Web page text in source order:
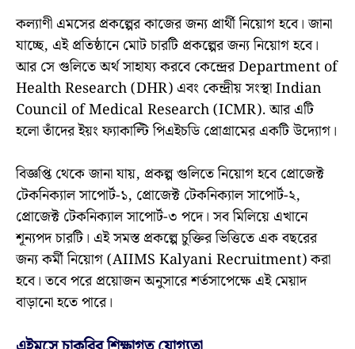
কল্যাণী এমসের প্রকল্পের কাজের জন্য প্রার্থী নিয়োগ হবে। জানা
যাচ্ছে, এই প্রতিষ্ঠানে মোট চারটি প্রকল্পের জন্য নিয়োগ হবে।
আর সে গুলিতে অর্থ সাহায্য করবে কেন্দ্রের Department of
Health Research (DHR) এবং কেন্দ্রীয় সংস্থা Indian
Council of Medical Research (ICMR). আর এটি
হলো তাঁদের ইয়ং ফ্যাকাল্টি পিএইচডি প্রোগ্রামের একটি উদ্যোগ।
বিজ্ঞপ্তি থেকে জানা যায়, প্রকল্প গুলিতে নিয়োগ হবে প্রোজেক্ট
টেকনিক্যাল সাপোর্ট-১, প্রোজেক্ট টেকনিক্যাল সাপোর্ট-২,
প্রোজেক্ট টেকনিক্যাল সাপোর্ট-৩ পদে। সব মিলিয়ে এখানে
শূন্যপদ চারটি। এই সমস্ত প্রকল্পে চুক্তির ভিত্তিতে এক বছরের
জন্য কর্মী নিয়োগ (AIIMS Kalyani Recruitment) করা
হবে। তবে পরে প্রয়োজন অনুসারে শর্তসাপেক্ষে এই মেয়াদ
বাড়ানো হতে পারে।